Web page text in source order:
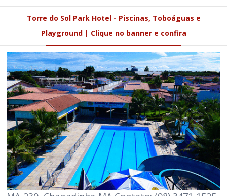
Torre do Sol Park Hotel - Piscinas, Toboáguas e
Playground | Clique no banner e confira